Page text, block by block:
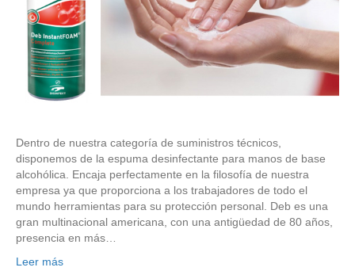
Dentro de nuestra categoría de suministros técnicos,
disponemos de la espuma desinfectante para manos de base
alcohólica. Encaja perfectamente en la filosofía de nuestra
empresa ya que proporciona a los trabajadores de todo el
mundo herramientas para su protección personal. Deb es una
gran multinacional americana, con una antigüedad de 80 años,
presencia en más…
Leer más